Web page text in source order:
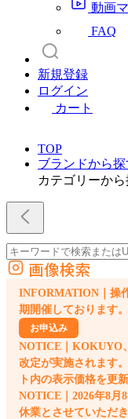
動画
FAQ
新規登録
ログイン
カート
TOP
ブランドから探
カテゴリーから
外部サイトの商品をカート
他のサイトで見つけた商品ページ
画像検索
INFORMATION｜操
期開催しております。
お申込み
NOTICE｜KOKUYO
改定が実施されます
ト内の表示価格を更
NOTICE｜2026年8月
休業とさせていただき